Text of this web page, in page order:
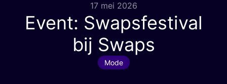
17 mei 2026
Event: Swapsfestival
bij Swaps
Mode